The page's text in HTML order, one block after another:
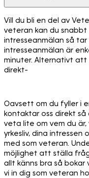
Vill du bli en del av
veteran kan du
intresseanmälan så
intresseanmälan är
minuter. Alternativt
direkt-
Oavsett om du fyller i
kontaktar oss direkt
veta lite om vem du
yrkesliv, dina
med som veteran.
möjlighet att ställa
allt känns bra så bokar
vi in dig som veteran